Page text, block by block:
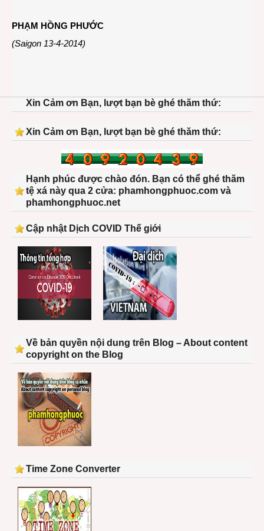
PHẠM HỒNG PHƯỚC
(Saigon 13-4-2014)
Xin Cảm ơn Bạn, lượt bạn bè ghé thăm thứ:
Xin Cảm ơn Bạn, lượt bạn bè ghé thăm thứ:
Hạnh phúc được chào đón. Bạn có thể ghé thăm
tệ xá này qua 2 cửa: phamhongphuoc.com và
phamhongphuoc.net
Cập nhật Dịch COVID Thế giới
Về bản quyền nội dung trên Blog – About content
copyright on the Blog
Time Zone Converter